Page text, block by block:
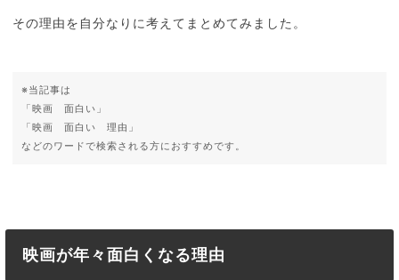
その理由を自分なりに考えてまとめてみました。
※当記事は
「映画 面白い」
「映画 面白い 理由」
などのワードで検索される方におすすめです。
映画が年々面白くなる理由